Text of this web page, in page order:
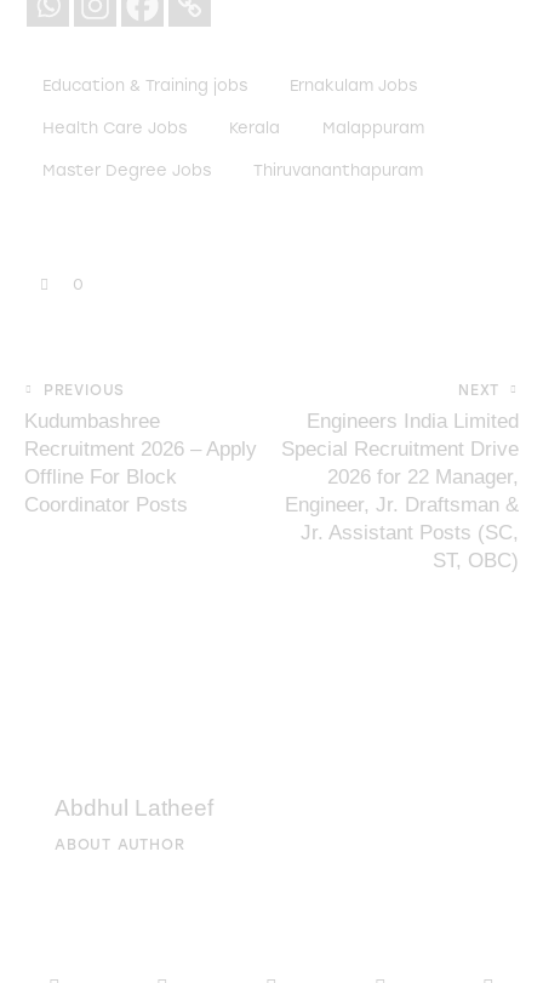
Education & Training jobs Ernakulam Jobs
Health Care Jobs Kerala Malappuram
Master Degree Jobs Thiruvananthapuram
0
PREVIOUS
Kudumbashree
Recruitment 2026 – Apply
Offline For Block
Coordinator Posts
NEXT
Engineers India Limited
Special Recruitment Drive
2026 for 22 Manager,
Engineer, Jr. Draftsman &
Jr. Assistant Posts (SC,
ST, OBC)
Abdhul Latheef
ABOUT AUTHOR